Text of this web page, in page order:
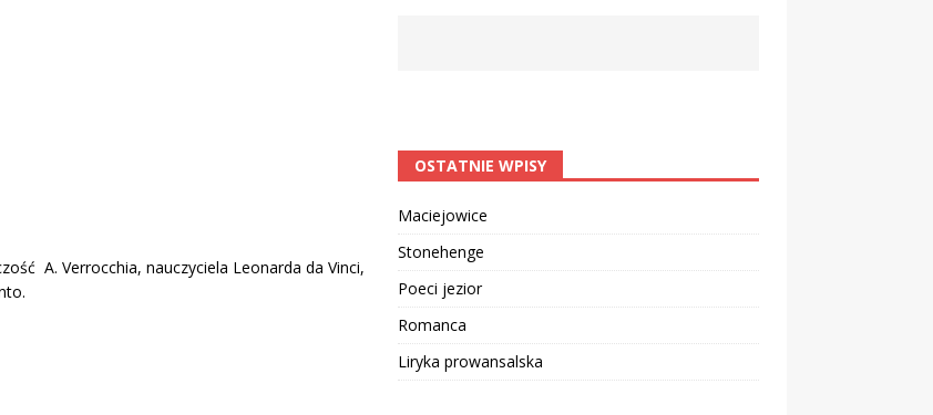
A. Verrocchia, nauczyciela Leonarda da Vinci,
OSTATNIE WPISY
Maciejowice
Stonehenge
Poeci jezior
Romanca
Liryka prowansalska